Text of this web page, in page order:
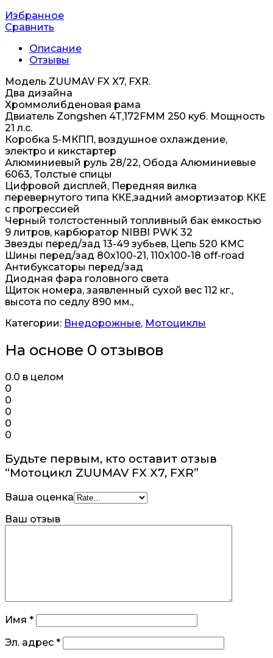
Избранное
Сравнить
Описание
Отзывы
Модель ZUUMAV FX X7, FXR.
Два дизайна
Хроммолибденовая рама
Двиатель Zongshen 4Т,172FMM 250 куб. Мощность
21 л.с.
Коробка 5-МКПП, воздушное охлаждение,
электро и кикстартер
Алюминиевый руль 28/22, Обода Алюминиевые
6063, Толстые спицы
Цифровой дисплей, Передняя вилка
перевернутого типа ККЕ,задний амортизатор ККЕ
с прогрессией
Черный толстостенный топливный бак емкостью
9 литров, карбюратор NIBBI PWK 32
Звезды перед/зад 13-49 зубьев, Цепь 520 KMC
Шины перед/зад 80х100-21, 110х100-18 off-road
Антибуксаторы перед/зад
Диодная фара головного света
Щиток номера, заявленный сухой вес 112 кг.,
высота по седлу 890 мм.,
Категории: Внедорожные, Мотоциклы
На основе 0 отзывов
0.0 в целом
0
0
0
0
0
Будьте первым, кто оставит отзыв
“Мотоцикл ZUUMAV FX X7, FXR”
Ваша оценка
Ваш отзыв
Имя *
Эл. адрес *